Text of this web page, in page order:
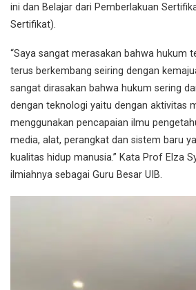
ini dan Belajar dari Pemberlakuan
Sertifikat).
“Saya sangat merasakan bahwa hukum
terus berkembang seiring dengan
sangat dirasakan bahwa hukum sering
dengan teknologi yaitu dengan aktivitas
menggunakan pencapaian ilmu
media, alat, perangkat dan sistem baru
kualitas hidup manusia.” Kata Prof Elza
ilmiahnya sebagai Guru Besar UIB.